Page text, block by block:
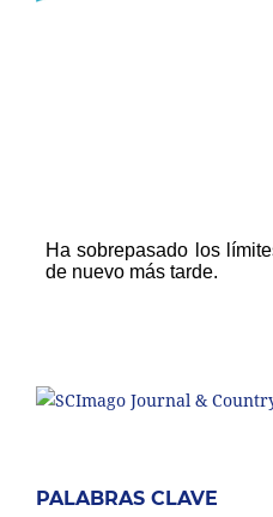
PALABRAS CLAVE